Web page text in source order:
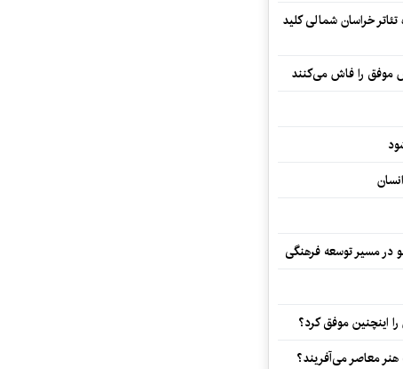
خراسان شمالی کلید
موفق را فاش می‌کنند
در مسیر توسعه فرهنگی
اینچنین موفق کرد؟
هنر معاصر می‌آفریند؟